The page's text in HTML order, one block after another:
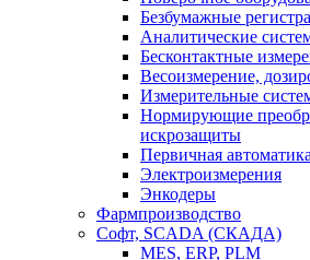
Безбумажные
Аналитические
Бесконтактные
Весоизмерение,
Измерительные
Нормирующие
искрозащиты
Первичная автоматика
Электроизмерения
Энкодеры
Фармпроизводство
Софт, SCADA (СКАДА)
MES, ERP, PLM